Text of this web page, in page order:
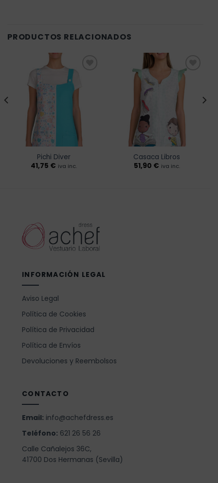
PRODUCTOS RELACIONADOS
lista de
Pichi Diver
41,75 € iva inc.
Añadir
lista de
deseos
Casaca Libros
51,90 € iva inc.
INFORMACIÓN LEGAL
Aviso Legal
Política de Cookies
Política de Privacidad
Política de Envíos
Devoluciones y Reembolsos
CONTACTO
Email: info@achefdress.es
Teléfono: 621 26 56 26
Calle Cañalejos 36C,
41700 Dos Hermanas (Sevilla)